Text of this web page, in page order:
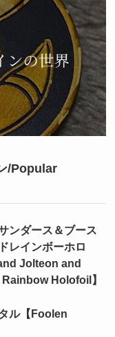
/Popular
ンダース＆ブース
レインボーホロ
Jolteon and
Holofoil】
ル【Foolen